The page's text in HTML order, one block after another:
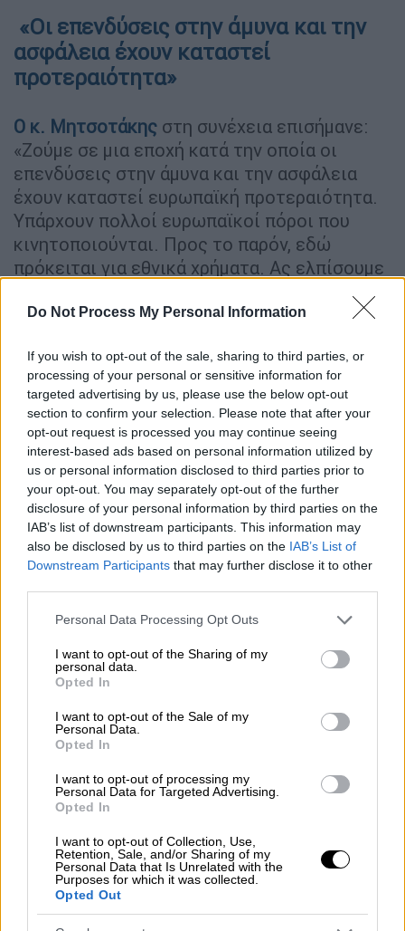
Do Not Process My Personal Information
If you wish to opt-out of the sale, sharing to third parties, or
processing of your personal or sensitive information for
targeted advertising by us, please use the below opt-out
section to confirm your selection. Please note that after your
opt-out request is processed you may continue seeing
interest-based ads based on personal information utilized by
us or personal information disclosed to third parties prior to
your opt-out. You may separately opt-out of the further
disclosure of your personal information by third parties on the
IAB’s list of downstream participants. This information may
also be disclosed by us to third parties on the IAB’s List of
Downstream Participants that may further disclose it to other
Please note that this website/app uses one or more Google
not limited to your visit or usage behaviour. You may click to
grant or deny consent to Google and its third-party tags to
use your data for below specified purposes in below Google
consent section.
Personal Data Processing Opt Outs
I want to opt-out of the Sharing of my
personal data.
Opted In
I want to opt-out of the Sale of my
Personal Data.
Opted In
I want to opt-out of processing my
Personal Data for Targeted Advertising.
Opted In
I want to opt-out of Collection, Use,
Retention, Sale, and/or Sharing of my
Personal Data that Is Unrelated with the
Purposes for which it was collected.
Opted Out
«Οι επενδύσεις στην άμυνα και την
ασφάλεια έχουν καταστεί
προτεραιότητα»
Ο κ. Μητσοτάκης στη συνέχεια επισήμανε:
«Ζούμε σε μια εποχή κατά την οποία οι
επενδύσεις στην άμυνα και την ασφάλεια
έχουν καταστεί ευρωπαϊκή προτεραιότητα.
Υπάρχουν πολλοί ευρωπαϊκοί πόροι που
κινητοποιούνται. Προς το παρόν, εδώ
πρόκειται για εθνικά χρήματα. Ας ελπίσουμε
ότι κάποια στιγμή θα είναι και ευρωπαϊκά.
Για εμάς είναι κρίσιμο να παραμείνουμε στην
σημειώνουμε ωςΕυρώπη. Και όταν
επιλέγουμε τους νικητές μας σε αυτές τις
νέες αναδυόμενες τεχνολογίες, θα πρέπει να
υποστηρίξουμε, θεωρώ, αυτές τις
τεχνολογίες, αλλά και τις εταιρείες που
έχουν αποδείξει ότι μπορούν πραγματικά να
ηγηθούν παγκοσμίως σε τεχνολογίες που θα
είναι απολύτως κρίσιμες για τη μελλοντική
μας ασφάλεια. Επομένως, είμαι χαρούμενος
που είστε εδώ και ανυπομονώ να μάθω
περισσότερα σχετικά με το τι κάνετε στην
Ελλάδα, τι έχουν να μας προσφέρουν οι
δορυφόροι, ευρύτερα στην κυβέρνηση, αλλά
και πώς μπορείτε να διευρύνετε την
παρουσία σας στην Ελλάδα αυξάνοντας την
απασχόληση και καθιστώντας το γραφείο
σας στην Ελλάδα ένα από τα σημαντικότερα
Από την πλευρά του, ο Υπουργός Ψηφιακής
σημείωσε: «Στη σημερινή μας επίσκεψη με
τον Πρωθυπουργό Κυριάκο Μητσοτάκη στις
εγκαταστάσεις της ICEYE είδαμε με μεγάλη
χαρά ότι η εταιρεία δεν ήρθε απλά να ανοίξει